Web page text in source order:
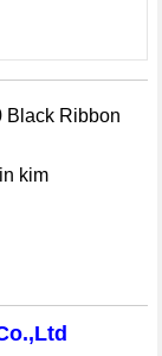
Black Ribbon
kim